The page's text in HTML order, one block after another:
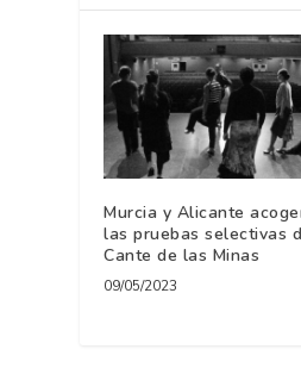
Murcia y Alicante
las pruebas selectivas
Cante de las Minas
09/05/2023